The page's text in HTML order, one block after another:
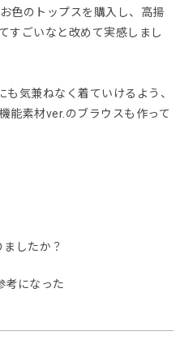
色のトップスを購入し、高揚
すごいなと改めて実感しまし
気兼ねなく着ていけるよう、
能素材ver.のブラウスも作って
したか？
考になった